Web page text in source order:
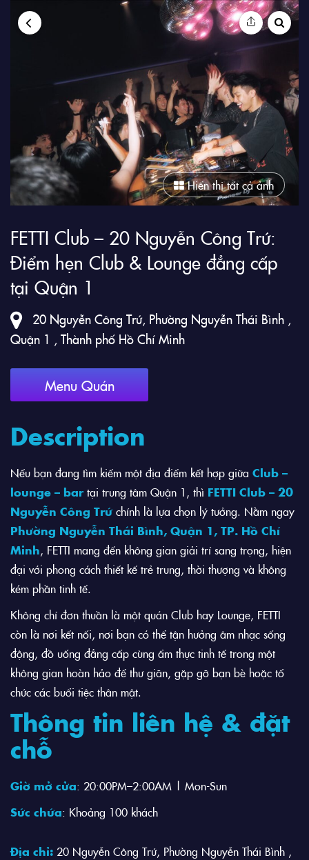
Hiển thị tất cả ảnh
FETTI Club – 20 Nguyễn Công Trứ:
Điểm hẹn Club & Lounge đẳng cấp
tại Quận 1
20 Nguyễn Công Trứ, Phường Nguyễn Thái Bình ,
Quận 1 , Thành phố Hồ Chí Minh
Menu Quán
Description
Nếu bạn đang tìm kiếm một địa điểm kết hợp giữa Club –
lounge – bar tại trung tâm Quận 1, thì FETTI Club – 20
Nguyễn Công Trứ chính là lựa chọn lý tưởng. Nằm ngay
Phường Nguyễn Thái Bình, Quận 1, TP. Hồ Chí
Minh, FETTI mang đến không gian giải trí sang trọng, hiện
đại với phong cách thiết kế trẻ trung, thời thượng và không
kém phần tinh tế.
Không chỉ đơn thuần là một quán Club hay Lounge, FETTI
còn là nơi kết nối, nơi bạn có thể tận hưởng âm nhạc sống
động, đồ uống đẳng cấp cùng ẩm thực tinh tế trong một
không gian hoàn hảo để thư giãn, gặp gỡ bạn bè hoặc tổ
chức các buổi tiệc thân mật.
Thông tin liên hệ & đặt
chỗ
Giờ mở cửa: 20:00PM–2:00AM | Mon-Sun
Sức chứa: Khoảng 100 khách
Địa chỉ: 20 Nguyễn Công Trứ, Phường Nguyễn Thái Bình ,